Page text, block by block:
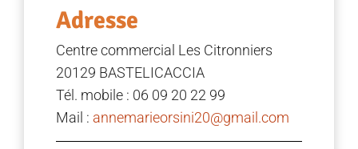
Adresse
Centre commercial Les Citronniers
20129 BASTELICACCIA
Tél. mobile : 06 09 20 22 99
Mail : annemarieorsini20@gmail.com